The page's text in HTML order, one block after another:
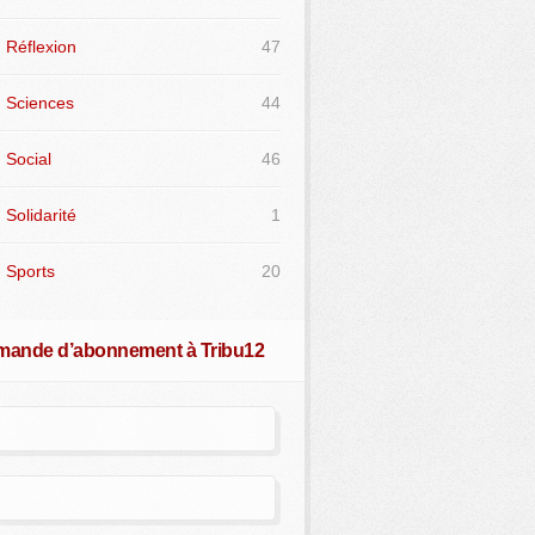
Réflexion 47
Sciences 44
Social 46
Solidarité 1
Sports 20
d’abonnement à Tribu12